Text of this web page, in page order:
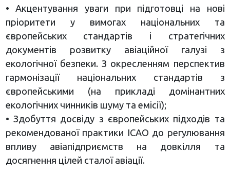
• Акцентування уваги при підготовці на нові
пріоритети у вимогах національних та
європейських стандартів і стратегічних
документів розвитку авіаційної галузі з
екологічної безпеки. З окресленням перспектив
гармонізації національних стандартів з
європейськими (на прикладі домінантних
екологічних чинників шуму та емісії);
• Здобуття досвіду з європейських підходів та
рекомендованої практики ICAO до регулювання
впливу авіапідприємств на довкілля та
досягнення цілей сталої авіації.